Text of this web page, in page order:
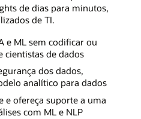
de dias para minutos,
de TI.
e ML sem codificar ou
cientistas de dados
dos dados,
analítico para dados
e ofereça suporte a uma
com ML e NLP